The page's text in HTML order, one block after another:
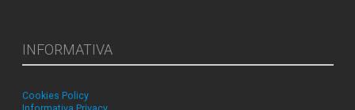
INFORMATIVA
Cookies Policy